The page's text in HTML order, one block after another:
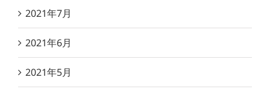
2021年7月
2021年6月
2021年5月